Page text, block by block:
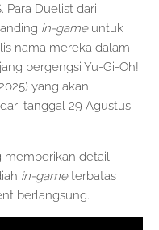
Para Duelist dari
in-gameuntuk
nama mereka dalam
bergengsi Yu-Gi-Oh!
yang akan
tanggal 29 Agustus
memberikan detail
in-gameterbatas
berlangsung.